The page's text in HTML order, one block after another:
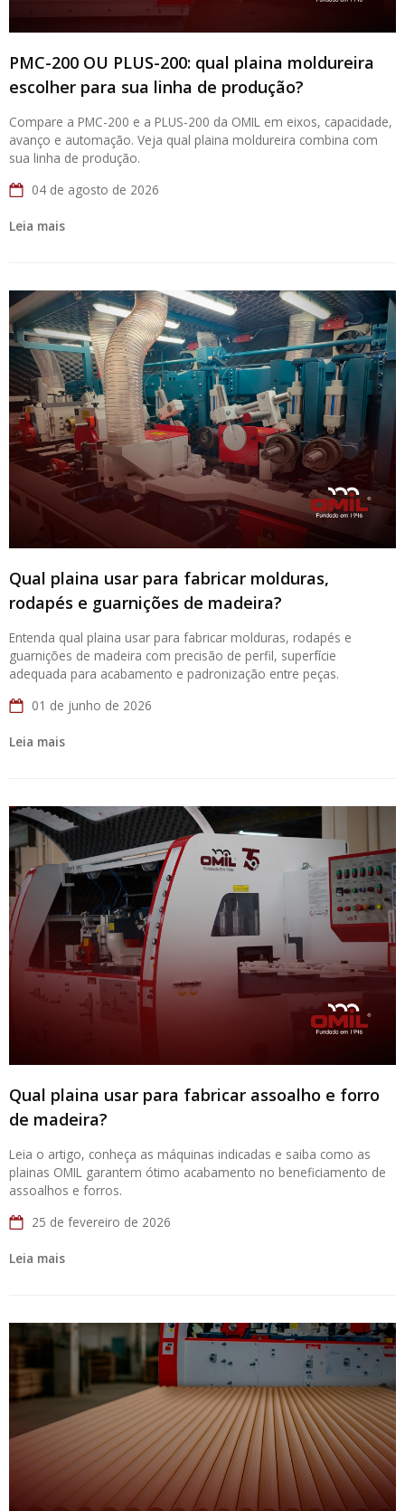
PMC-200 OU PLUS-200: qual plaina moldureira
escolher para sua linha de produção?
Compare a PMC-200 e a PLUS-200 da OMIL em eixos, capacidade,
avanço e automação. Veja qual plaina moldureira combina com
sua linha de produção.
04 de agosto de 2026
Leia mais
Qual plaina usar para fabricar molduras,
rodapés e guarnições de madeira?
Entenda qual plaina usar para fabricar molduras, rodapés e
guarnições de madeira com precisão de perfil, superfície
adequada para acabamento e padronização entre peças.
01 de junho de 2026
Leia mais
Qual plaina usar para fabricar assoalho e forro
de madeira?
Leia o artigo, conheça as máquinas indicadas e saiba como as
plainas OMIL garantem ótimo acabamento no beneficiamento de
assoalhos e forros.
25 de fevereiro de 2026
Leia mais